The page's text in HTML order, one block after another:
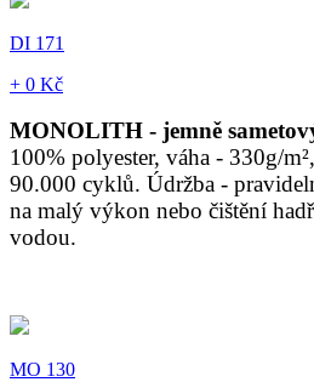
DI 171
+ 0 Kč
MONOLITH - jemně
100% polyester, váha - 330g/
90.000 cyklů. Údržba -
na malý výkon nebo čištění
vodou.
MO 130